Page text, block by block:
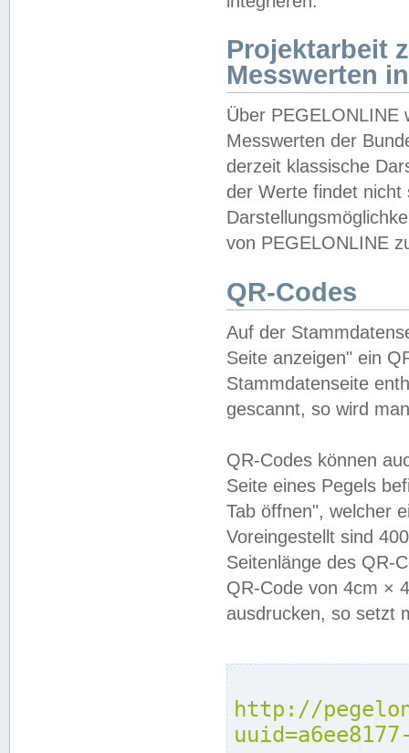
Projektarbeit
Messwerten
Über PEGELONLINE
Messwerten der
derzeit klassische
der Werte findet
von PEGELONLINE
QR-Codes
Auf der
Seite anzeigen" ein
Stammdatenseite
gescannt, so wird
QR-Codes können
Seite eines Pegels
Tab öffnen", welcher
Voreingestellt sind
Seitenlänge des QR-
QR-Code von 4cm ×
ausdrucken, so setzt
http://